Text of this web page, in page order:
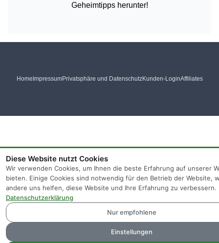
Geheimtipps herunter!
Home ImpressumPrivatsphäre und DatenschutzKunden-LoginAffiliates
Diese Website nutzt Cookies
Wir verwenden Cookies, um Ihnen die beste Erfahrung auf unserer
bieten. Einige Cookies sind notwendig für den Betrieb der Website,
andere uns helfen, diese Website und Ihre Erfahrung zu verbessern.
Datenschutzerklärung
Nur empfohlene
Einstellungen